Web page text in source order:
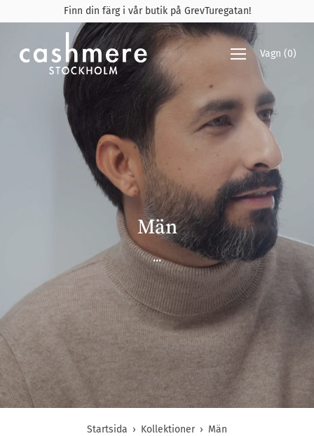
vidare
innehåll
Finn din färg i vår butik på GrevTuregatan!
Vagn (0)
Män
...
Startsida › Kollektioner › Män